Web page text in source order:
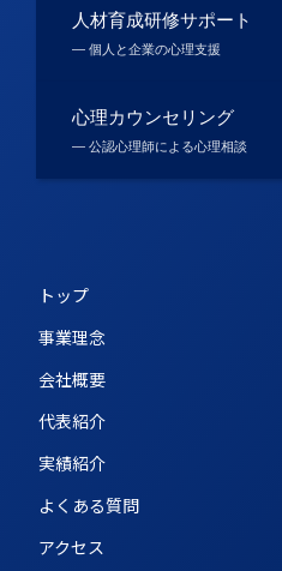
人材育成研修サポート
― 個人と企業の心理支援
心理カウンセリング
― 公認心理師による心理相談
トップ
事業理念
会社概要
代表紹介
実績紹介
よくある質問
アクセス